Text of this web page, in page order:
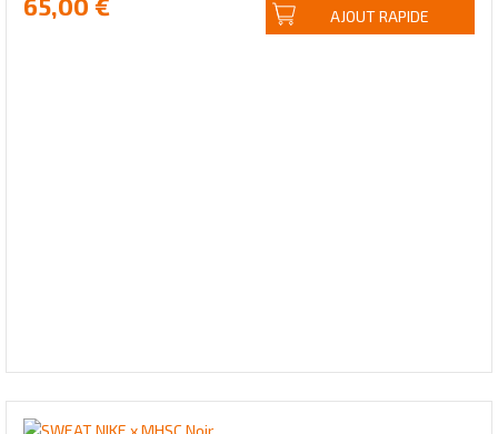
65,00 € AJOUT RAPIDE